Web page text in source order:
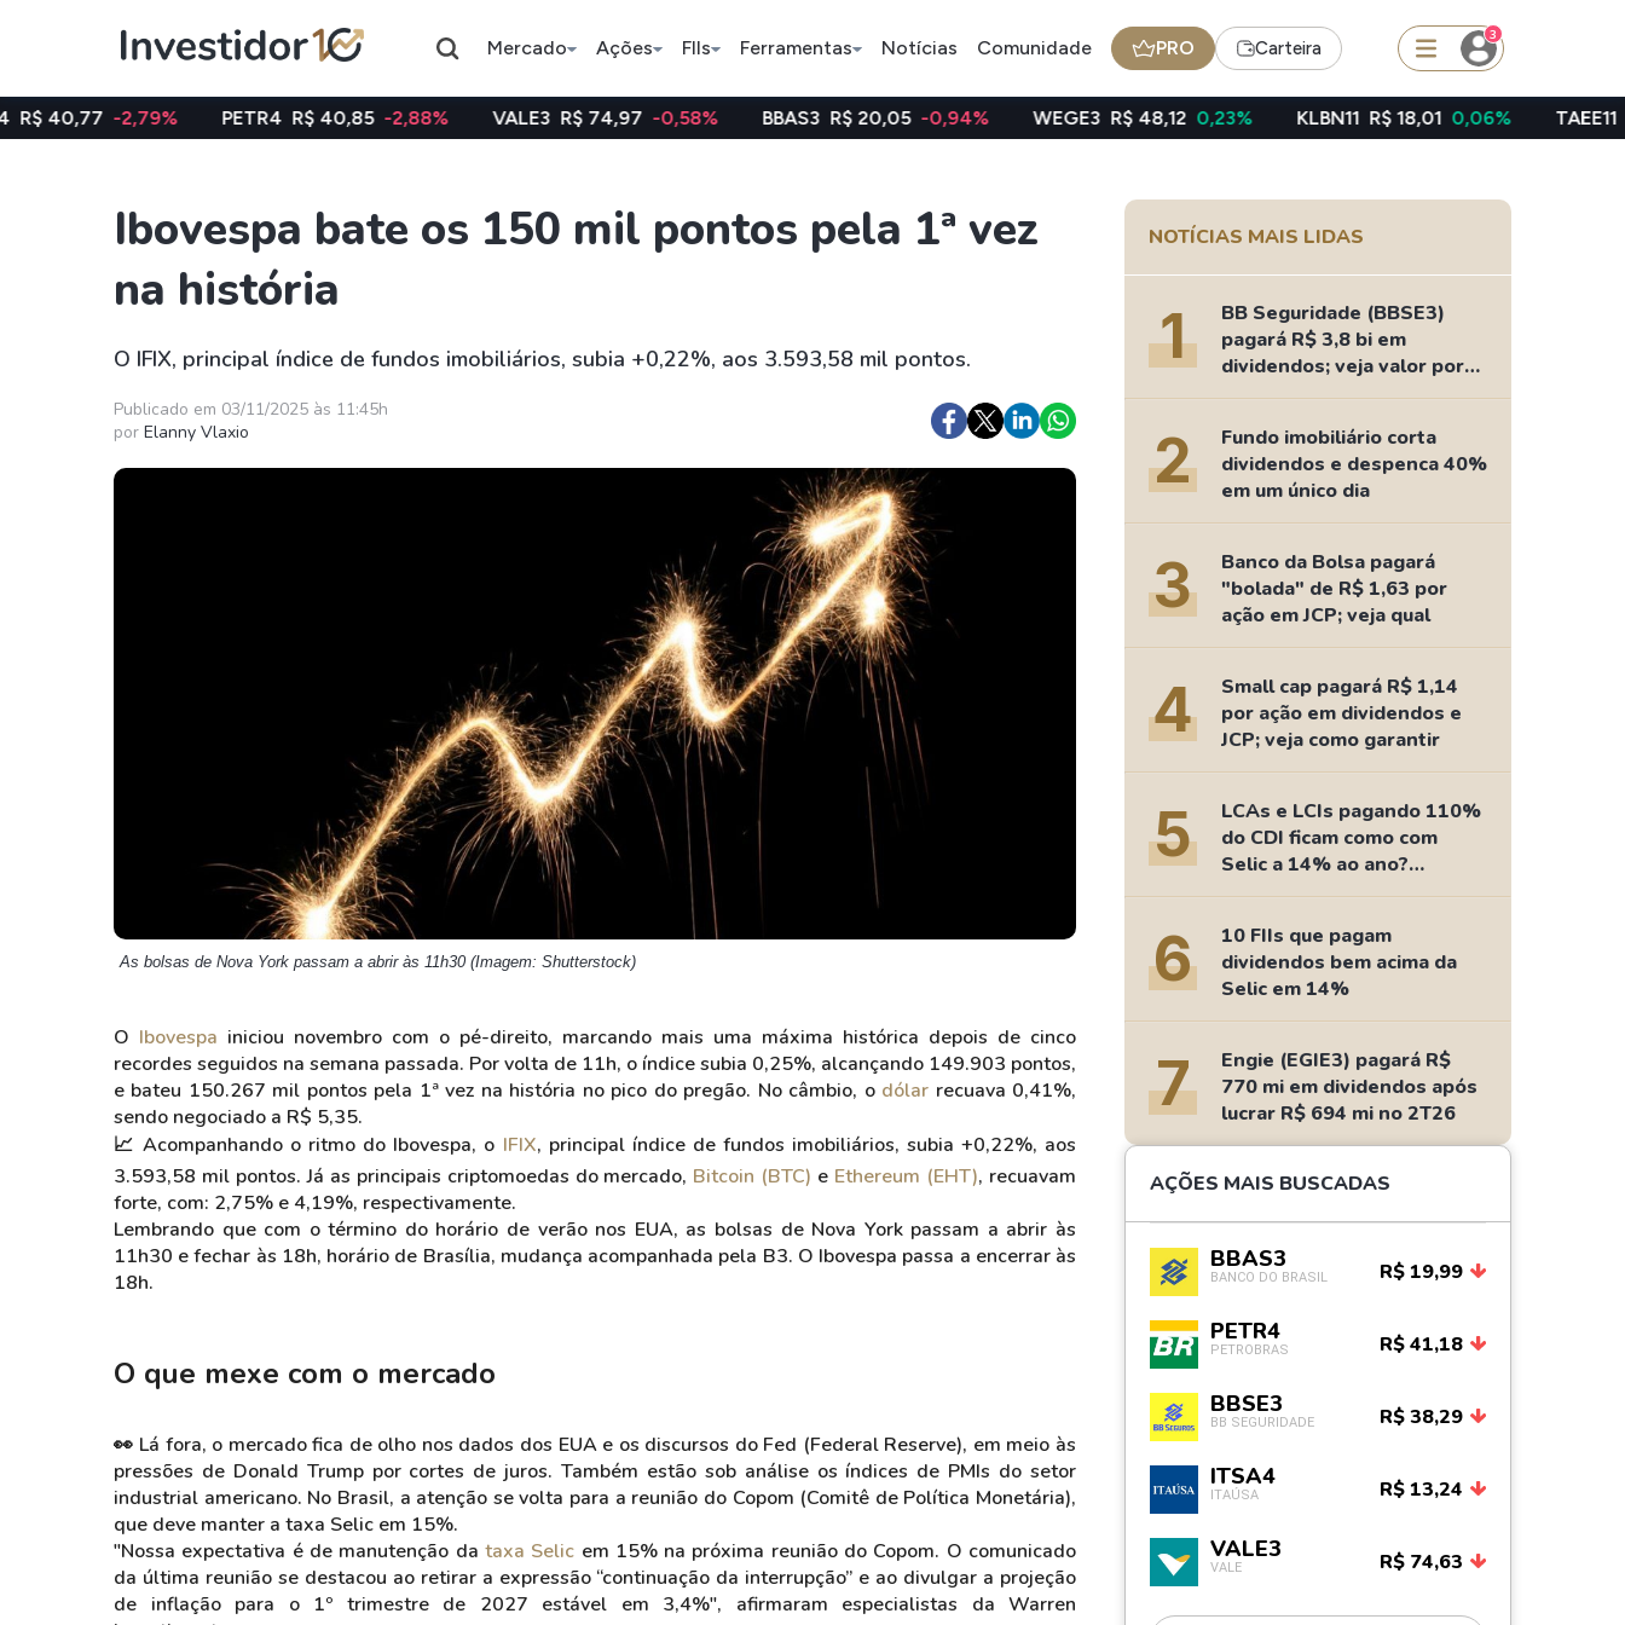
Mercado Ações FIIs Ferramentas Notícias Comunidade PRO Carteira
3
Assuntos do momento
Índice
Ibovespa Dividendos
Taesa
Itausa
RECR11
IVVB11
Ver todos
Apple
Amazon
Google
Meta
Coca-Cola
Ver todos
Criptomoedas
Bitcoin
Ethereum
Ideias
Agenda de Dividendos
Radar do Dividendo Inteligente
As Ações Mais Buscadas
Guia do Iniciante
PETR4 R$ 40,85 -2,88% VALE3 R$ 74,97 -0,58% BBAS3 R$ 20,05 -0,94% WEGE3 R$ 48,12 0,23% KLBN11 R$ 18,01 0,06% TAEE11 R$ 39,49 -
Ibovespa bate os 150 mil pontos pela 1ª vez
na história
O IFIX, principal índice de fundos imobiliários, subia +0,22%, aos 3.593,58 mil pontos.
Publicado em 03/11/2025 às 11:45h
por Elanny Vlaxio
As bolsas de Nova York passam a abrir às 11h30 (Imagem: Shutterstock)
O Ibovespa iniciou novembro com o pé-direito, marcando mais uma máxima histórica depois de cinco
recordes seguidos na semana passada. Por volta de 11h, o índice subia 0,25%, alcançando 149.903 pontos,
e bateu 150.267 mil pontos pela 1ª vez na história no pico do pregão. No câmbio, o dólar recuava 0,41%,
sendo negociado a R$ 5,35.
📈 Acompanhando o ritmo do Ibovespa, o IFIX, principal índice de fundos imobiliários, subia +0,22%, aos
3.593,58 mil pontos. Já as principais criptomoedas do mercado, Bitcoin (BTC) e Ethereum (EHT), recuavam
forte, com: 2,75% e 4,19%, respectivamente.
Lembrando que com o término do horário de verão nos EUA, as bolsas de Nova York passam a abrir às
11h30 e fechar às 18h, horário de Brasília, mudança acompanhada pela B3. O Ibovespa passa a encerrar às
18h.
O que mexe com o mercado
👀 Lá fora, o mercado fica de olho nos dados dos EUA e os discursos do Fed (Federal Reserve), em meio às
pressões de Donald Trump por cortes de juros. Também estão sob análise os índices de PMIs do setor
industrial americano. No Brasil, a atenção se volta para a reunião do Copom (Comitê de Política Monetária),
que deve manter a taxa Selic em 15%.
"Nossa expectativa é de manutenção da taxa Selic em 15% na próxima reunião do Copom. O comunicado
da última reunião se destacou ao retirar a expressão “continuação da interrupção” e ao divulgar a projeção
de inflação para o 1º trimestre de 2027 estável em 3,4%", afirmaram especialistas da Warren
NOTÍCIAS MAIS LIDAS
1
BB Seguridade (BBSE3)
pagará R$ 3,8 bi em
dividendos; veja valor por
ação
2
Fundo imobiliário corta
dividendos e despenca 40%
em um único dia
3
Banco da Bolsa pagará
"bolada" de R$ 1,63 por
ação em JCP; veja qual
4
Small cap pagará R$ 1,14
por ação em dividendos e
JCP; veja como garantir
5
LCAs e LCIs pagando 110%
do CDI ficam como com
Selic a 14% ao ano?
Fizemos as contas
6
10 FIIs que pagam
dividendos bem acima da
Selic em 14%
7
Engie (EGIE3) pagará R$
770 mi em dividendos após
lucrar R$ 694 mi no 2T26
AÇÕES MAIS BUSCADAS
BBAS3
BANCO DO BRASIL R$ 19,99
PETR4
PETROBRAS R$ 41,18
BBSE3
BB SEGURIDADE R$ 38,29
ITSA4
ITAÚSA R$ 13,24
VALE3
VALE R$ 74,63